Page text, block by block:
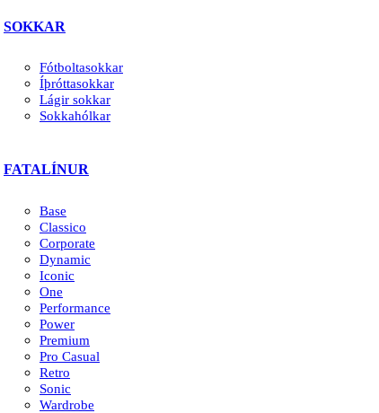
SOKKAR
Fótboltasokkar
Íþróttasokkar
Lágir sokkar
Sokkahólkar
FATALÍNUR
Base
Classico
Corporate
Dynamic
Iconic
One
Performance
Power
Premium
Pro Casual
Retro
Sonic
Wardrobe